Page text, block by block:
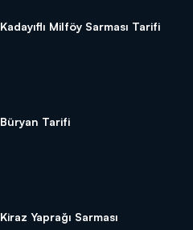
Kadayıflı Milföy Sarması Tarifi
Büryan Tarifi
Kiraz Yaprağı Sarması